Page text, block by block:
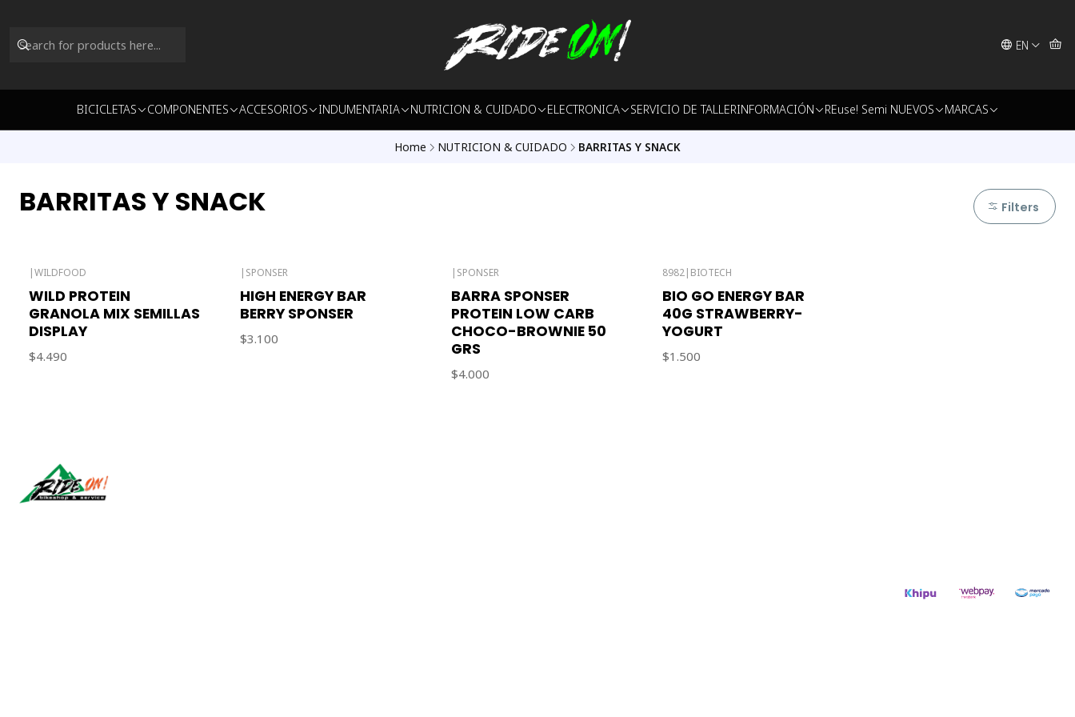
EN
BICICLETAS COMPONENTES ACCESORIOS INDUMENTARIA NUTRICION & CUIDADO ELECTRONICA SERVICIO DE TALLERINFORMACIÓN REuse! Semi NUEVOS MARCAS
Home NUTRICION & CUIDADO BARRITAS Y SNACK
BARRITAS Y SNACK Filters
|WILDFOOD
WILD PROTEIN
GRANOLA MIX SEMILLAS
DISPLAY
$4.490
| SPONSER
HIGH ENERGY BAR
BERRY SPONSER
$3.100
| SPONSER
BARRA SPONSER
PROTEIN LOW CARB
CHOCO-BROWNIE 50
GRS
$4.000
8982| BIOTECH
BIO GO ENERGY BAR
40G STRAWBERRY-
YOGURT
$1.500